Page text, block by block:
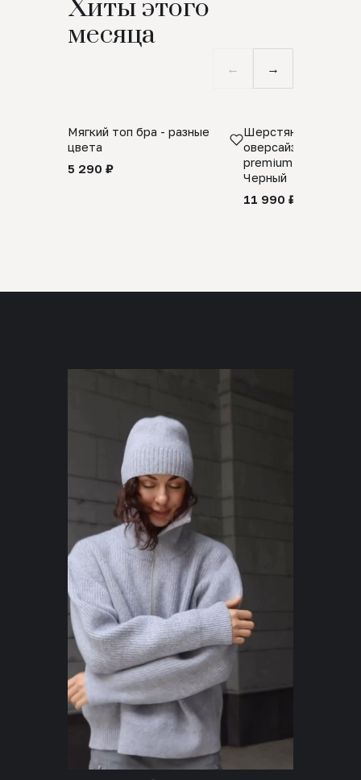
Хиты этого
месяца
← →
Мягкий топ бра - разные
цвета
5 290 ₽
Шерстяной свитер
оверсайз 100%
premium merino
Черный
11 990 ₽